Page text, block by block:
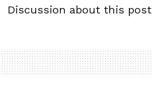
Discussion about this post